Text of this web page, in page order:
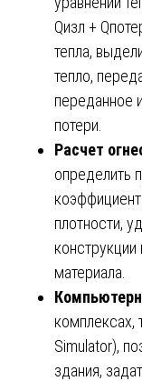
Qизл +
тепла,
тепло,
переданное
потери.
Расчет
определить
плотности,
материала.
комплексах,
Simulator),
здания,